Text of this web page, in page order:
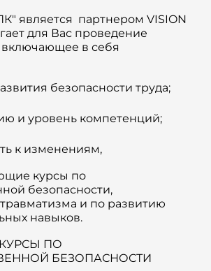
является партнером VISION
для Вас проведение
включающее в себя
безопасности труда;
и уровень компетенций;
к изменениям,
курсы по
безопасности,
и по развитию
навыков.
ПО
БЕЗОПАСНОСТИ